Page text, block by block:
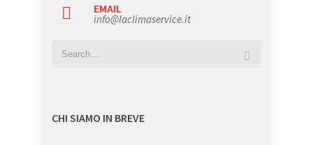
EMAIL
info@laclimaservice.it
CHI SIAMO IN BREVE